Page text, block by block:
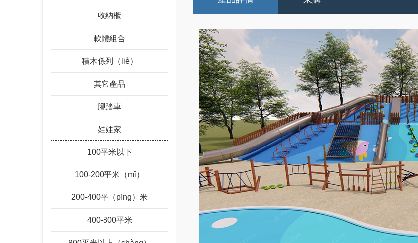
收納櫃
軟體組合
積木係列（liè）
其它產品
腳踏車
娃娃家
100平米以下
100-200平米（mǐ）
200-400平（píng）米
400-800平米